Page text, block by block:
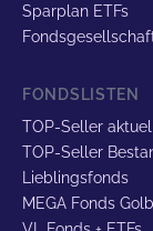
Sparplan ETFs
FONDSLISTEN
TOP-Seller aktuell
TOP-Seller
Lieblingsfonds
MEGA Fonds